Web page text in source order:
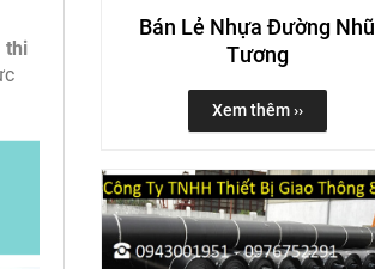
thi
Bán Lẻ Nhựa Đường Nhũ
Tương
Xem thêm ››